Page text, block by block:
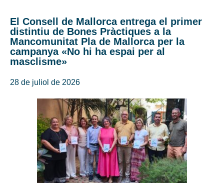
El Consell de Mallorca entrega el primer
distintiu de Bones Pràctiques a la
Mancomunitat Pla de Mallorca per la
campanya «No hi ha espai per al
masclisme»
28 de juliol de 2026